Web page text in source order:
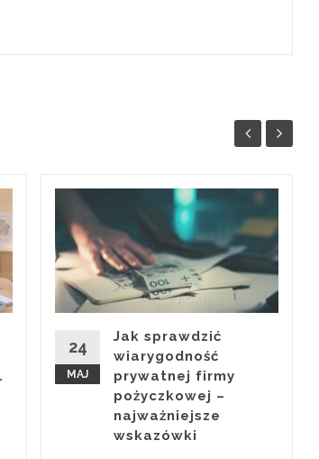
24
MAJ
Jak sprawdzić
wiarygodność
prywatnej firmy
pożyczkowej –
najważniejsze
wskazówki